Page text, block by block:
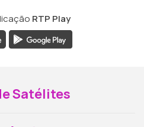
RTP Play
Satélites